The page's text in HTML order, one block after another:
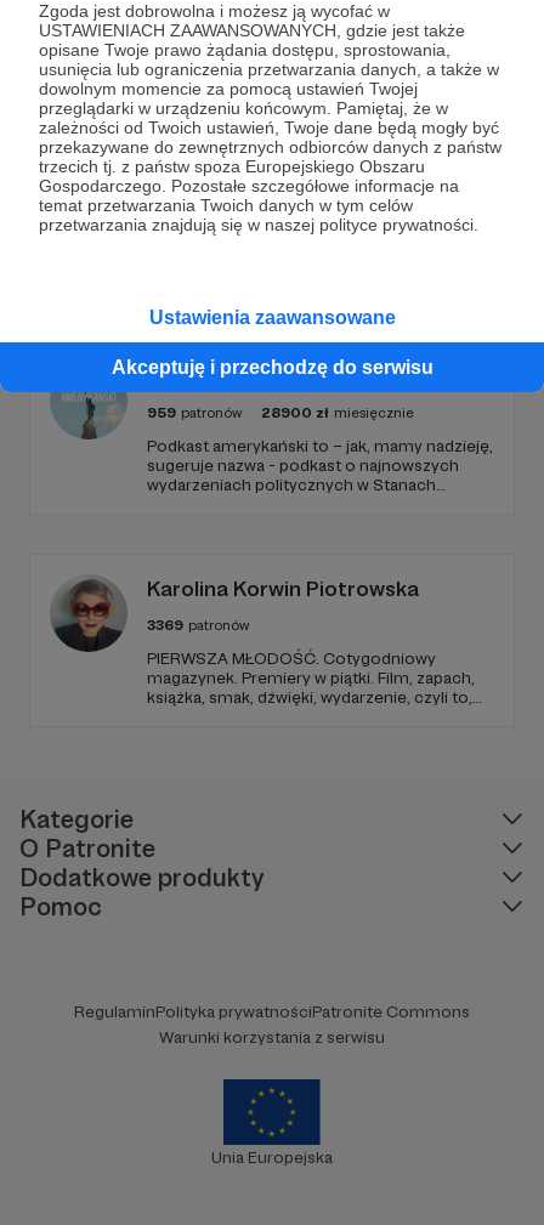
Zgoda jest dobrowolna i możesz ją wycofać w
USTAWIENIACH ZAAWANSOWANYCH, gdzie jest także
opisane Twoje prawo żądania dostępu, sprostowania,
usunięcia lub ograniczenia przetwarzania danych, a także w
dowolnym momencie za pomocą ustawień Twojej
przeglądarki w urządzeniu końcowym. Pamiętaj, że w
zależności od Twoich ustawień, Twoje dane będą mogły być
przekazywane do zewnętrznych odbiorców danych z państw
trzecich tj. z państw spoza Europejskiego Obszaru
Gospodarczego. Pozostałe szczegółowe informacje na
temat przetwarzania Twoich danych w tym celów
przetwarzania znajdują się w naszej polityce prywatności.
Ustawienia zaawansowane
Akceptuję i przechodzę do serwisu
tym wszystko mnie bolało.. nogi, stopy, plecy,
głowa. Wtedy nie pomyślałbym, że tak to
wszystko się potoczy, bo.. niespełna pół roku
później startowałem w moim
pierwszym MARATONIE, w Maratonie Lubelskim.
Nie ukrywam, byłem megausatysfakcjonowany
i szczęśliwy, bo się udało! W tamtym momencie
udowodniłem przede wszystkim sobie, że jestem
zdolny do "wielkich" rzeczy. Tak to przerodziło się
Rozwiń opis
Podkast amerykański
959 patronów 28900 zł miesięcznie
Podkast amerykański to – jak, mamy nadzieję,
sugeruje nazwa - podkast o najnowszych
wydarzeniach politycznych w Stanach
Karolina Korwin Piotrowska
3369 patronów
PIERWSZA MŁODOŚĆ. Cotygodniowy
magazynek. Premiery w piątki. Film, zapach,
książka, smak, dźwięki, wydarzenie, czyli to,
Kategorie
O Patronite
Dodatkowe produkty
Pomoc
RegulaminPolityka prywatnościPatronite Commons
Warunki korzystania z serwisu
Unia Europejska